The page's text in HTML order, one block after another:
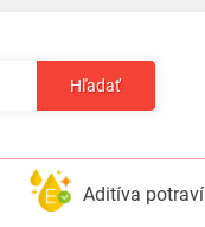
Hľadať
Aditíva